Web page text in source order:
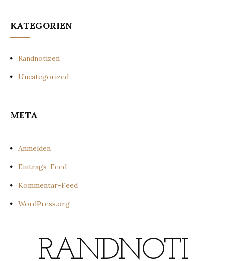
KATEGORIEN
Randnotizen
Uncategorized
META
Anmelden
Eintrags-Feed
Kommentar-Feed
WordPress.org
RANDNOTI